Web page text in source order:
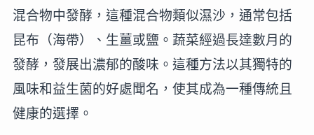
混合物中發酵，這種混合物類似濕沙，通常包括
昆布（海帶）、生薑或鹽。蔬菜經過長達數月的
發酵，發展出濃郁的酸味。這種方法以其獨特的
風味和益生菌的好處聞名，使其成為一種傳統且
健康的選擇。